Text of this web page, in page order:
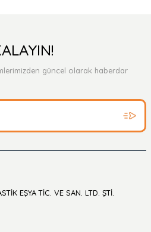
güncel olarak haberdar
EŞYA TİC. VE SAN. LTD. ŞTİ.